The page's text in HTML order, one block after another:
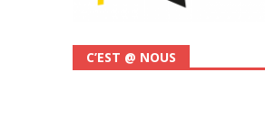
C’EST @ NOUS